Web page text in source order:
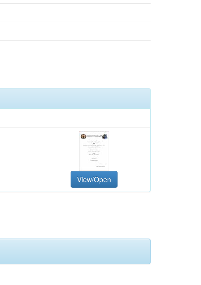
View/Open